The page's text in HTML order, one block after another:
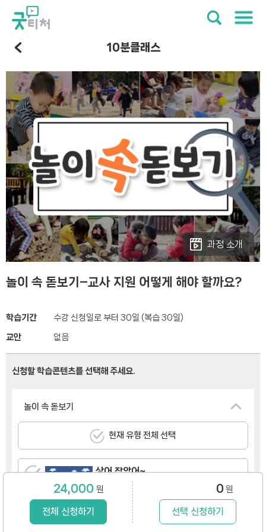
10분클래스
과정 소개
놀이 속 돋보기–교사 지원 어떻게 해야 할까요?
학습기간 수강 신청일로 부터 30일 (복습 30일)
교안 없음
신청할 학습콘텐츠를 선택해 주세요.
놀이 속 돋보기
현재 유형 전체 선택
상어 잡았어~
수강기간 30일 /2,000원
24,000 원
전체 신청하기
0 원
선택 신청하기